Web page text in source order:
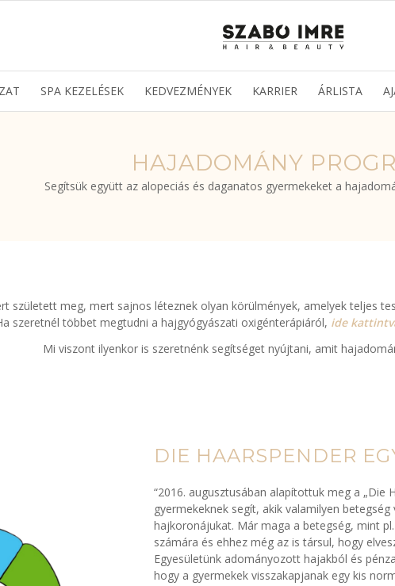
SPA KEZELÉSEK KEDVEZMÉNYEK KARRIER ÁRLISTA
HAJADOMÁNY
Segítsük együtt az alopeciás és daganatos gyermekeket a
született meg, mert sajnos léteznek olyan körülmények, amelyek teljes
szeretnél többet megtudni a hajgyógyászati oxigénterápiáról, ide
Mi viszont ilyenkor is szeretnénk segítséget nyújtani, amit
DIE HAARSPENDER
“2016. augusztusában alapítottuk meg a
gyermekeknek segít, akik valamilyen
hajkoronájukat. Már maga a betegség, mint
számára és ehhez még az is társul, hogy
Egyesületünk adományozott hajakból és
hogy a gyermekek visszakapjanak egy kis